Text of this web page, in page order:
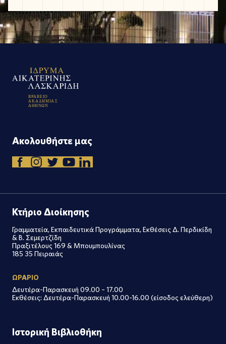
ΒΡΑΒΕΙΟ
ΑΚΑΔΗΜΙΑ Σ
ΑΘΗΝΩΝ
Ακολουθήστε μας
Κτήριο Διοίκησης
Γραμματεία, Εκπαιδευτικά Προγράμματα, Εκθέσεις Δ. Περδικίδη
& Β. Σεμερτζίδη
Πραξιτέλους 169 & Μπουμπουλίνας
185 35 Πειραιάς
ΩΡΑΡΙΟ
Δευτέρα-Παρασκευή 09.00 – 17.00
Εκθέσεις: Δευτέρα-Παρασκευή 10.00-16.00 (είσοδος ελεύθερη)
Ιστορική Βιβλιοθήκη